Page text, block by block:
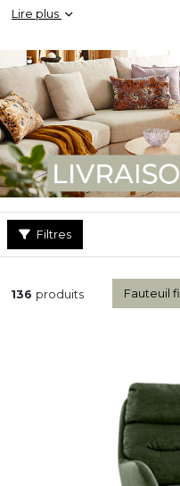
d’entretien de la résine
fauteuils
esthétique pour tous les
Lire plus
Filtres
136 produits Fauteuil